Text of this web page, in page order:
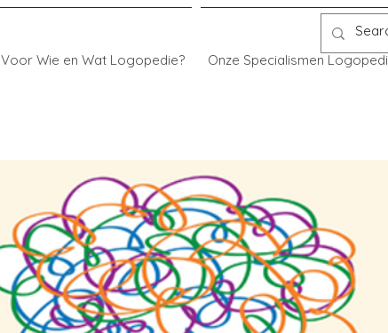
Voor Wie en Wat Logopedie? Onze Specialismen